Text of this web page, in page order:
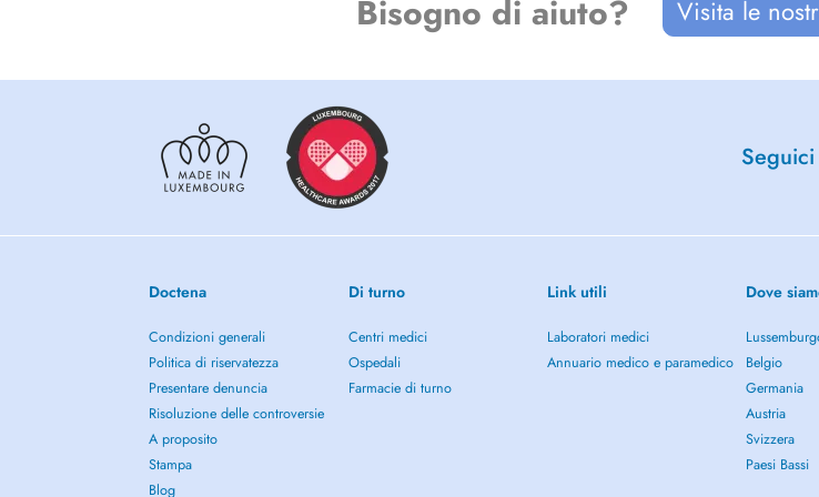
Bisogno di aiuto? Visita le
Doctena
Condizioni generali
Politica di riservatezza
Presentare denuncia
Risoluzione delle controversie
A proposito
Stampa
Blog
Di turno
Centri medici
Ospedali
Farmacie di turno
Link utili
Laboratori medici
Annuario medico e paramedico
Dove
Belgio
Germania
Austria
Svizzera
Paesi Bassi